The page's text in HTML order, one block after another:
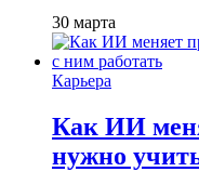
30 марта
Карьера
Как ИИ
нужно